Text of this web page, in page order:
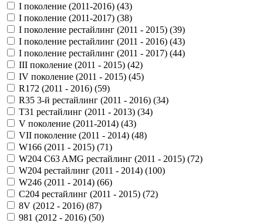
I поколение (2011-2016) (43)
I поколение (2011-2017) (38)
I поколение рестайлинг (2011 - 2015) (39)
I поколение рестайлинг (2011 - 2016) (43)
I поколение рестайлинг (2011 - 2017) (44)
III поколение (2011 - 2015) (42)
IV поколение (2011 - 2015) (45)
R172 (2011 - 2016) (59)
R35 3-й рестайлинг (2011 - 2016) (34)
T31 рестайлинг (2011 - 2013) (34)
V поколение (2011-2014) (43)
VII поколение (2011 - 2014) (48)
W166 (2011 - 2015) (71)
W204 C63 AMG рестайлинг (2011 - 2015) (72)
W204 рестайлинг (2011 - 2014) (100)
W246 (2011 - 2014) (66)
С204 рестайлинг (2011 - 2015) (72)
8V (2012 - 2016) (87)
981 (2012 - 2016) (50)